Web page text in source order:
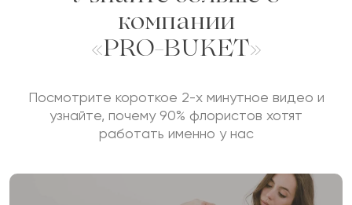
компании
«PRO-BUKET»
Посмотрите короткое 2-х минутное видео и
узнайте, почему 90% флористов хотят
работать именно у нас